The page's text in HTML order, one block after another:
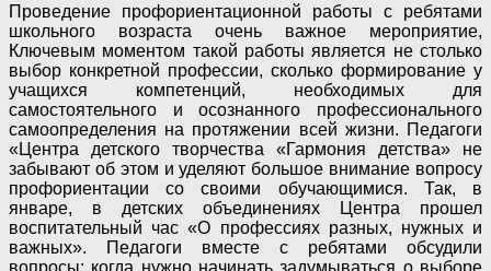
Проведение профориентационной работы с ребятами
школьного возраста очень важное мероприятие,
Ключевым моментом такой работы является не столько
выбор конкретной профессии, сколько формирование у
учащихся компетенций, необходимых для
самостоятельного и осознанного профессионального
самоопределения на протяжении всей жизни. Педагоги
«Центра детского творчества «Гармония детства» не
забывают об этом и уделяют большое внимание вопросу
профориентации со своими обучающимися. Так, в
январе, в детских объединениях Центра прошел
воспитательный час «О профессиях разных, нужных и
важных». Педагоги вместе с ребятами обсудили
вопросы: когда нужно начинать задумываться о выборе